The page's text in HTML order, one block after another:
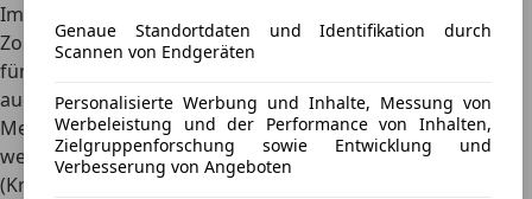
Genaue Standortdaten und Identifikation durch
Scannen von Endgeräten
Personalisierte Werbung und Inhalte, Messung von
Werbeleistung und der Performance von Inhalten,
Zielgruppenforschung sowie Entwicklung und
Verbesserung von Angeboten
Immerhin kann man kurze Strecken in einer Tempo-30-
Zone elektrisch zurücklegen. Mit Preisen ab 30.690 Euro
für das Basismodell Trend ist der Subaru XV e-Boxer aber
auch kein Sonderangebot. Über 2.500 Euro beträgt der
Mehrpreis zum Vorgänger, der Preisabstand zum
weiterhin angebotenen Subaru XV 1.6 i
(Kraftstoffverbrauch kombiniert: 6,9 l/100km; CO2-